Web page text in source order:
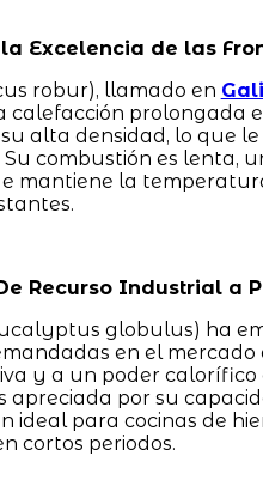
Excelencia de las
robur), llamado en
calefacción prolongada
alta densidad, lo que
Su combustión es lenta,
mantiene la
Recurso Industrial a
globulus) ha
en el mercado
y a un poder
apreciada por su
ideal para cocinas de
cortos periodos.